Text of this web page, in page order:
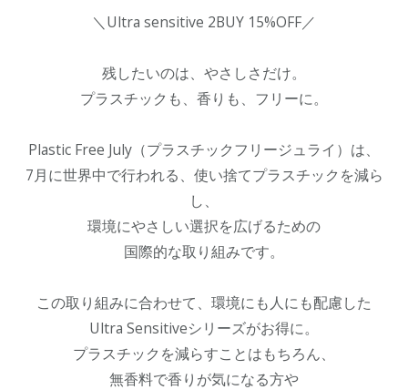
＼Ultra sensitive 2BUY 15%OFF／
残したいのは、やさしさだけ。
プラスチックも、香りも、フリーに。
Plastic Free July（プラスチックフリージュライ）は、
7月に世界中で行われる、使い捨てプラスチックを減ら
し、
環境にやさしい選択を広げるための
国際的な取り組みです。
この取り組みに合わせて、環境にも人にも配慮した
Ultra Sensitiveシリーズがお得に。
プラスチックを減らすことはもちろん、
無香料で香りが気になる方や